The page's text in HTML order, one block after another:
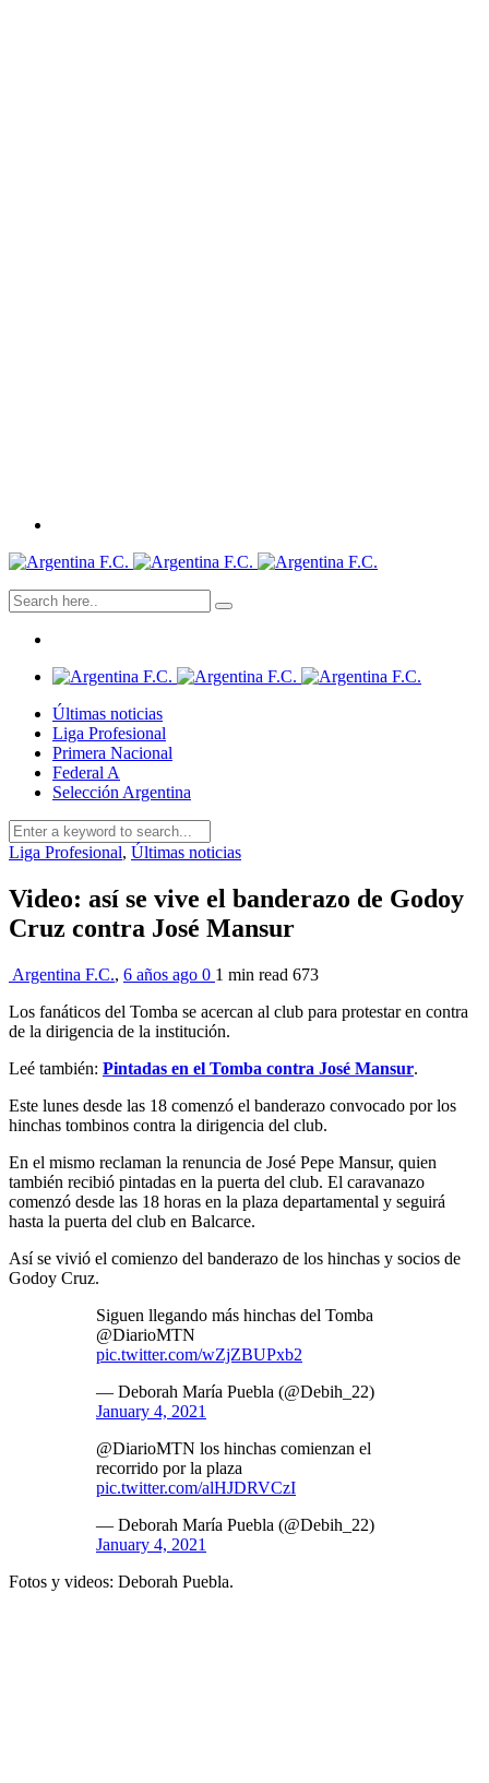
Últimas noticias
Liga Profesional
Primera Nacional
Federal A
Selección Argentina
Liga Profesional, Últimas noticias
Video: así se vive el banderazo de Godoy
Cruz contra José Mansur
Argentina F.C., 6 años ago 0 1 min read 673
Los fanáticos del Tomba se acercan al club para protestar en contra
de la dirigencia de la institución.
Leé también: Pintadas en el Tomba contra José Mansur.
Este lunes desde las 18 comenzó el banderazo convocado por los
hinchas tombinos contra la dirigencia del club.
En el mismo reclaman la renuncia de José Pepe Mansur, quien
también recibió pintadas en la puerta del club. El caravanazo
comenzó desde las 18 horas en la plaza departamental y seguirá
hasta la puerta del club en Balcarce.
Así se vivió el comienzo del banderazo de los hinchas y socios de
Godoy Cruz.
Siguen llegando más hinchas del Tomba
@DiarioMTN
pic.twitter.com/wZjZBUPxb2
— Deborah María Puebla (@Debih_22)
January 4, 2021
@DiarioMTN los hinchas comienzan el
recorrido por la plaza
pic.twitter.com/alHJDRVCzI
— Deborah María Puebla (@Debih_22)
January 4, 2021
Fotos y videos: Deborah Puebla.